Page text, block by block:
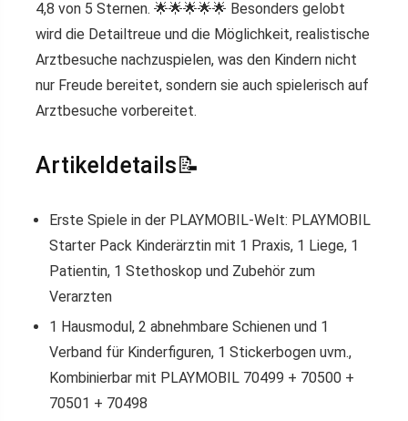
4,8 von 5 Sternen. 🌟🌟🌟🌟🌟 Besonders gelobt
wird die Detailtreue und die Möglichkeit, realistische
Arztbesuche nachzuspielen, was den Kindern nicht
nur Freude bereitet, sondern sie auch spielerisch auf
Arztbesuche vorbereitet.
Artikeldetails📝
Erste Spiele in der PLAYMOBIL-Welt: PLAYMOBIL
Starter Pack Kinderärztin mit 1 Praxis, 1 Liege, 1
Patientin, 1 Stethoskop und Zubehör zum
Verarzten
1 Hausmodul, 2 abnehmbare Schienen und 1
Verband für Kinderfiguren, 1 Stickerbogen uvm.,
Kombinierbar mit PLAYMOBIL 70499 + 70500 +
70501 + 70498